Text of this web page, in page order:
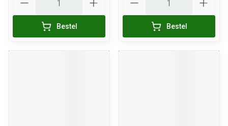
Bestel Bestel